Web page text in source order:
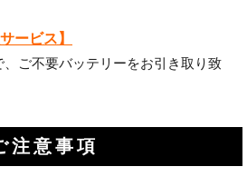
ービス】
ご不要バッテリーをお引き取り致
注意事項